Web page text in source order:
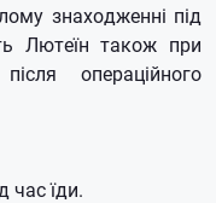
знаходженні під
Лютеїн також при
операційного
час їди.